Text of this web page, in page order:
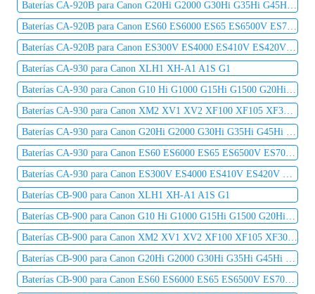
Baterías CA-920B para Canon G20Hi G2000 G30Hi G35Hi G45Hi MV1 MV10 MV10i MV20 MV20i
Baterías CA-920B para Canon ES60 ES6000 ES65 ES6500V ES7000es ES7000V ES75 ES8000V
Baterías CA-920B para Canon ES300V ES4000 ES410V ES420V ES50 ES5000 ES520A ES55
Baterías CA-930 para Canon XLH1 XH-A1 A1S G1
Baterías CA-930 para Canon G10 Hi G1000 G15Hi G1500 G20Hi G2000 G30Hi G35Hi G45Hi
Baterías CA-930 para Canon XM2 XV1 XV2 XF100 XF105 XF300 XF305 C2 DM-MV1 DM-MV10
Baterías CA-930 para Canon G20Hi G2000 G30Hi G35Hi G45Hi MV1 MV10 MV10i MV20 MV20i
Baterías CA-930 para Canon ES60 ES6000 ES65 ES6500V ES7000es ES7000V ES75 ES8000V
Baterías CA-930 para Canon ES300V ES4000 ES410V ES420V ES50 ES5000 ES520A ES55
Baterías CB-900 para Canon XLH1 XH-A1 A1S G1
Baterías CB-900 para Canon G10 Hi G1000 G15Hi G1500 G20Hi G2000 G30Hi G35Hi G45Hi
Baterías CB-900 para Canon XM2 XV1 XV2 XF100 XF105 XF300 XF305 C2 DM-MV1 DM-MV10
Baterías CB-900 para Canon G20Hi G2000 G30Hi G35Hi G45Hi MV1 MV10 MV10i MV20 MV20i
Baterías CB-900 para Canon ES60 ES6000 ES65 ES6500V ES7000es ES7000V ES75 ES8000V